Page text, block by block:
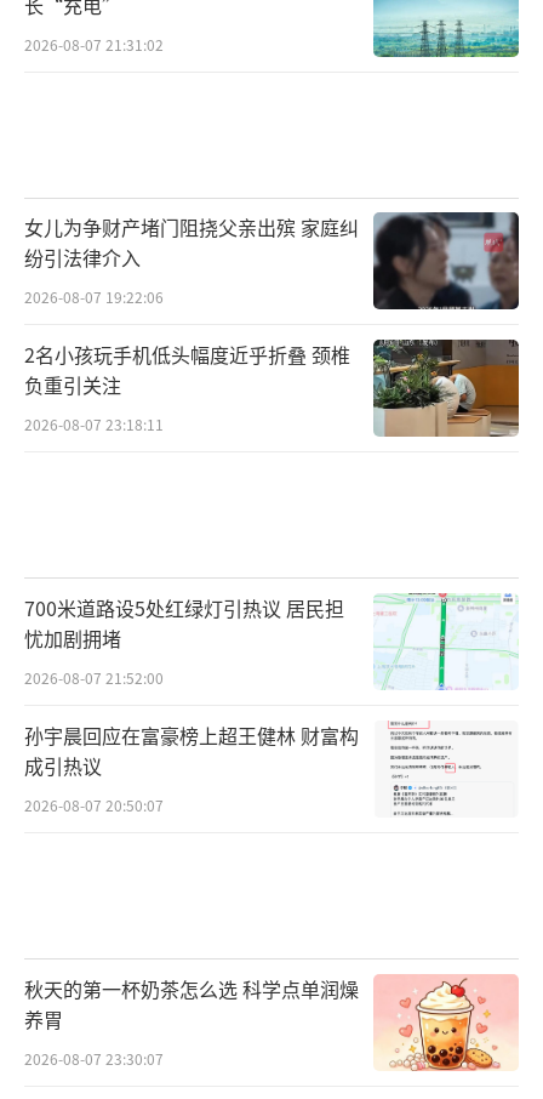
展，跨境电商综合试验区实现全省全覆盖。
服务实现从“人找服务”到“服务找人”的转
变。
在数字峰会的河北馆里，展示着“社区一
站式服务共享大厅”的使用场景，这是全国首
创的社区服务新模式。
在首创这一政务服务模式的河北秦皇岛
王艳正在筹备新公司开业，几天前记者见
到她时，她还在为申请和办理营业执照发愁。
让王艳没想到的是，她在河北政务服务网
递交申请时，发现不用再跑腿，附近的社区就
有一站式服务共享大厅可以领取营业执照。收
到执照审批通过的短信后，王艳来到附近小区
开，三枚公章就在柜子里。
不只营业执照申请，在这样的社区一站式
服务共享大厅，还能办理临时身份证明、居住
2026-08-07 21:31:02
女儿为争财产堵门阻挠父亲出殡 家庭纠
纷引法律介入
2026-08-07 19:22:06
2名小孩玩手机低头幅度近乎折叠 颈椎
负重引关注
2026-08-07 23:18:11
700米道路设5处红绿灯引热议 居民担
忧加剧拥堵
2026-08-07 21:52:00
孙宇晨回应在富豪榜上超王健林 财富构
成引热议
2026-08-07 20:50:07
秋天的第一杯奶茶怎么选 科学点单润燥
养胃
2026-08-07 23:30:07